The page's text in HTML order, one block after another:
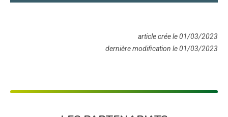
article crée le 01/03/2023
dernière modification le 01/03/2023